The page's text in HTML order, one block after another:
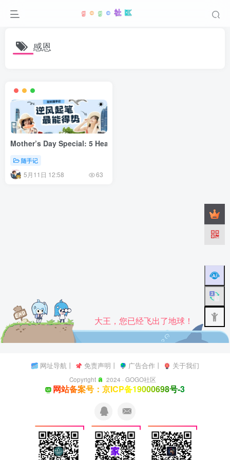
感恩
Mother’s Day Special: 5 Heartwarming Ways to Surprise Your
随手记
5月11日 12:58 63
大王，您已经飞出了地球！
网址导航 丨 免责声明 丨 广告合作丨 关于我们
Copyright 2024 ·GOGO社区
网站备案号：京ICP备19000698号-3